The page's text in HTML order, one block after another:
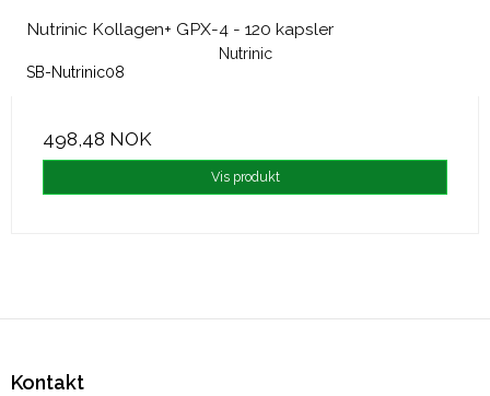
Nutrinic Kollagen+ GPX-4 - 120 kapsler
Nutrinic
SB-Nutrinic08
498,48 NOK
Vis produkt
Kontakt